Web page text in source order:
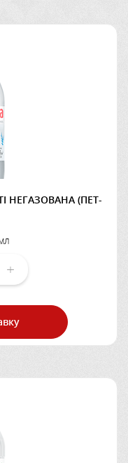
НЕГАЗОВАНА (ПЕТ-
+